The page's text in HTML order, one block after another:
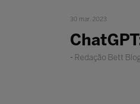
30 mar. 2023
Redação Bett